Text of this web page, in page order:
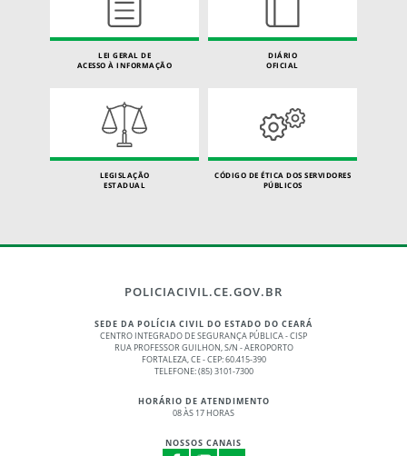
LEI GERAL DE
ACESSO À INFORMAÇÃO
DIÁRIO
OFICIAL
LEGISLAÇÃO
ESTADUAL
CÓDIGO DE ÉTICA DOS SERVIDORES
PÚBLICOS
POLICIACIVIL.CE.GOV.BR
SEDE DA POLÍCIA CIVIL DO ESTADO DO CEARÁ
CENTRO INTEGRADO DE SEGURANÇA PÚBLICA - CISP
RUA PROFESSOR GUILHON, S/N - AEROPORTO
FORTALEZA, CE - CEP: 60.415-390
TELEFONE: (85) 3101-7300
HORÁRIO DE ATENDIMENTO
08 ÀS 17 HORAS
NOSSOS CANAIS